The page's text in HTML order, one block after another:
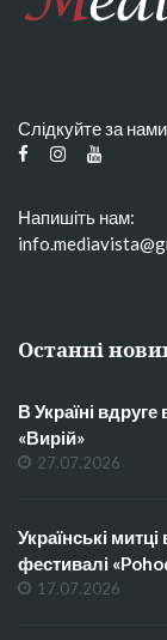
Слідкуйте за
Напишіть нам:
Останні
В Україні
«Вирій»
27.07.2026
Українські
фестивалі
17.07.2026